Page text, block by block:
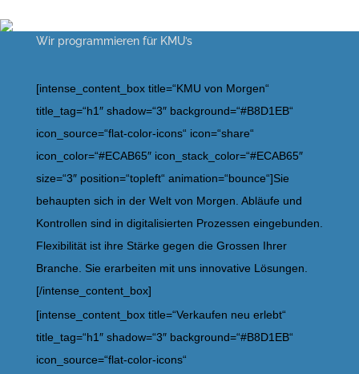
Wir programmieren für KMU’s
[intense_content_box title=“KMU von Morgen“
title_tag=“h1″ shadow=“3″ background=“#B8D1EB“
icon_source=“flat-color-icons“ icon=“share“
icon_color=“#ECAB65″ icon_stack_color=“#ECAB65″
size=“3″ position=“topleft“ animation=“bounce“]Sie
behaupten sich in der Welt von Morgen. Abläufe und
Kontrollen sind in digitalisierten Prozessen eingebunden.
Flexibilität ist ihre Stärke gegen die Grossen Ihrer
Branche. Sie erarbeiten mit uns innovative Lösungen.
[/intense_content_box]
[intense_content_box title=“Verkaufen neu erlebt“
title_tag=“h1″ shadow=“3″ background=“#B8D1EB“
icon_source=“flat-color-icons“